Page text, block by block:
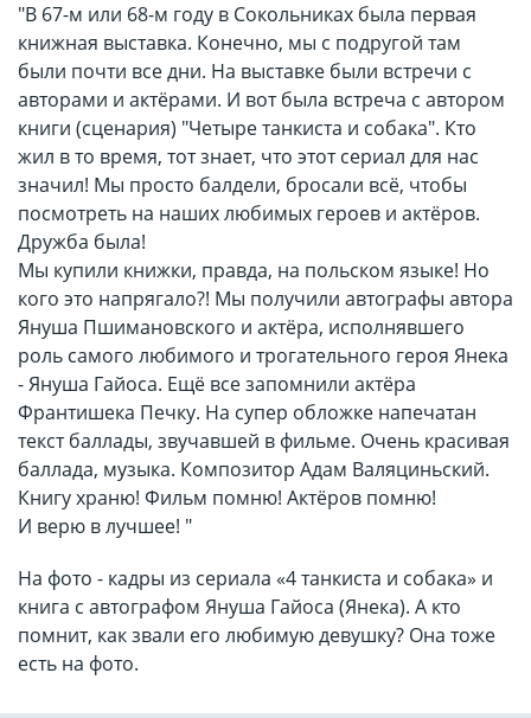
"В 67-м или 68-м году в Сокольниках была первая
книжная выставка. Конечно, мы с подругой там
были почти все дни. На выставке были встречи с
авторами и актёрами. И вот была встреча с автором
книги (сценария) "Четыре танкиста и собака". Кто
жил в то время, тот знает, что этот сериал для нас
значил! Мы просто балдели, бросали всё, чтобы
посмотреть на наших любимых героев и актёров.
Дружба была!
Мы купили книжки, правда, на польском языке! Но
кого это напрягало?! Мы получили автографы автора
Януша Пшимановского и актёра, исполнявшего
роль самого любимого и трогательного героя Янека
- Януша Гайоса. Ещё все запомнили актёра
Франтишека Печку. На супер обложке напечатан
текст баллады, звучавшей в фильме. Очень красивая
баллада, музыка. Композитор Адам Валяциньский.
Книгу храню! Фильм помню! Актёров помню!
И верю в лучшее! "
На фото - кадры из сериала «4 танкиста и собака» и
книга с автографом Януша Гайоса (Янека). А кто
помнит, как звали его любимую девушку? Она тоже
есть на фото.